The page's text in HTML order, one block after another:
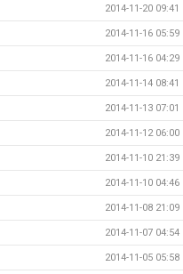
2014-11-20 09:41
2014-11-16 05:59
2014-11-16 04:29
2014-11-14 08:41
2014-11-13 07:01
2014-11-12 06:00
2014-11-10 21:39
2014-11-10 04:46
2014-11-08 21:09
2014-11-07 04:54
2014-11-05 05:58